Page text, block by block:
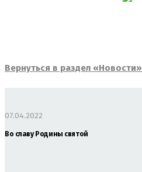
Вернуться в раздел «Новости»
07.04.2022
Во славу Родины святой